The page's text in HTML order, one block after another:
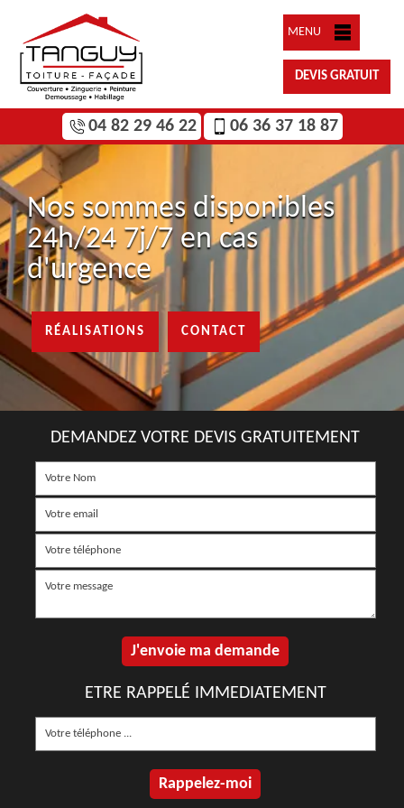
MENU
DEVIS GRATUIT
04 82 29 46 22 06 36 37 18 87
Nos sommes disponibles
24h/24 7j/7 en cas
d'urgence
RÉALISATIONS CONTACT
DEMANDEZ VOTRE DEVIS GRATUITEMENT
ETRE RAPPELÉ IMMEDIATEMENT